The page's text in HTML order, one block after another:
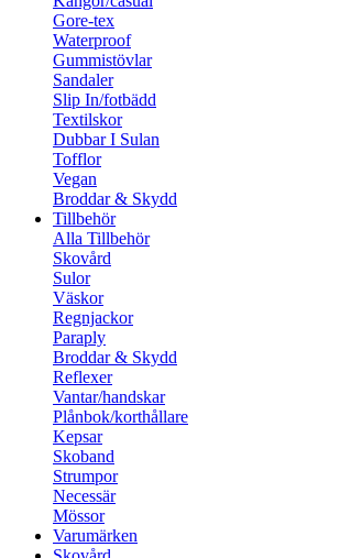
Gore-tex
Waterproof
Gummistövlar
Sandaler
Slip In/fotbädd
Textilskor
Dubbar I Sulan
Tofflor
Vegan
Broddar & Skydd
Tillbehör
Alla Tillbehör
Skovård
Sulor
Väskor
Regnjackor
Paraply
Broddar & Skydd
Reflexer
Vantar/handskar
Plånbok/korthållare
Kepsar
Skoband
Strumpor
Necessär
Mössor
Varumärken